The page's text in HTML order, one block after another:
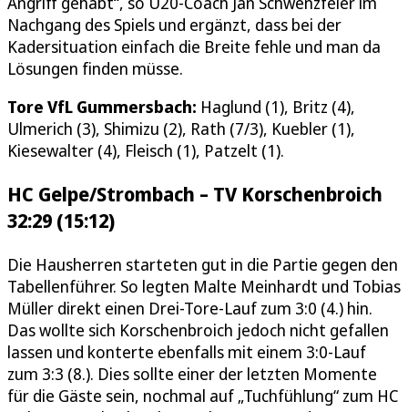
Nachgang des Spiels und ergänzt, dass bei der
Kadersituation einfach die Breite fehle und man da
Lösungen finden müsse.
Tore VfL Gummersbach: Haglund (1), Britz (4),
Ulmerich (3), Shimizu (2), Rath (7/3), Kuebler (1),
Kiesewalter (4), Fleisch (1), Patzelt (1).
HC Gelpe/Strombach – TV Korschenbroich
32:29 (15:12)
Die Hausherren starteten gut in die Partie gegen den
Tabellenführer. So legten Malte Meinhardt und Tobias
Müller direkt einen Drei-Tore-Lauf zum 3:0 (4.) hin.
Das wollte sich Korschenbroich jedoch nicht gefallen
lassen und konterte ebenfalls mit einem 3:0-Lauf
zum 3:3 (8.). Dies sollte einer der letzten Momente
für die Gäste sein, nochmal auf „Tuchfühlung“ zum HC